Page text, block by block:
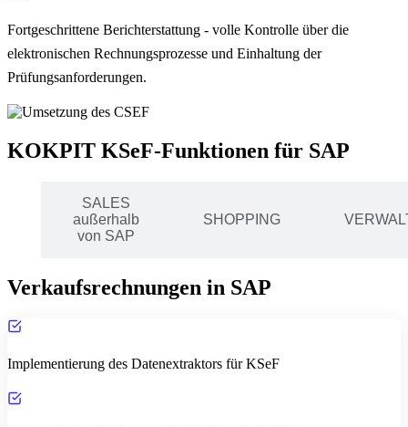
Fortgeschrittene Berichterstattung - volle Kontrolle über die
elektronischen Rechnungsprozesse und Einhaltung der
Prüfungsanforderungen.
KOKPIT KSeF-Funktionen für SAP
SALES
außerhalb
von SAP
SHOPPING
Verkaufsrechnungen in SAP
Implementierung des Datenextraktors für KSeF